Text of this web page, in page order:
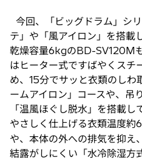
今回、「ビッグドラム」シ
テ」や「風アイロン」を搭載
乾燥容量6kgのBD-SV120M
はヒーター式ですばやくスチ
め、15分でサッと衣類のしわ
ームアイロン」コースや、吊
「温風ほぐし脱水」を搭載し
やさしく仕上げる衣類温度
や、本体の外への排気を抑え
結露がしにくい「水冷除湿方